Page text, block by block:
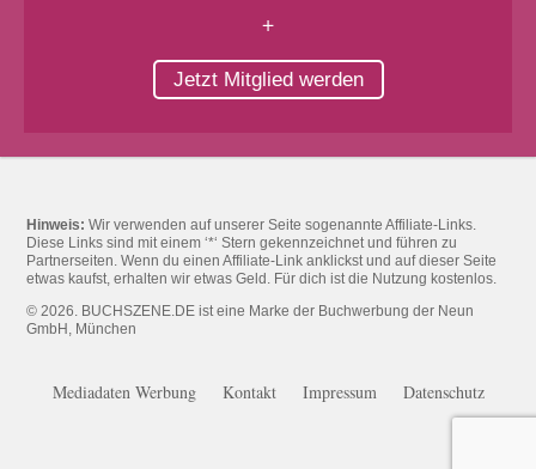
+
Jetzt Mitglied werden
Hinweis: Wir verwenden auf unserer Seite sogenannte Affiliate-Links.
Diese Links sind mit einem ‘*‘ Stern gekennzeichnet und führen zu
Partnerseiten. Wenn du einen Affiliate-Link anklickst und auf dieser Seite
etwas kaufst, erhalten wir etwas Geld. Für dich ist die Nutzung kostenlos.
© 2026. BUCHSZENE.DE ist eine Marke der Buchwerbung der Neun
GmbH, München
Mediadaten Werbung Kontakt Impressum Datenschutz